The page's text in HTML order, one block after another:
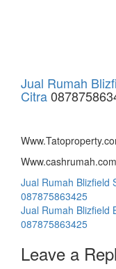
Jual Rumah
Citra
Www.cashrumah.com
Post
navigation
Jual Rumah Blizfield
087875863425
Jual Rumah Blizfield
087875863425
Leave a